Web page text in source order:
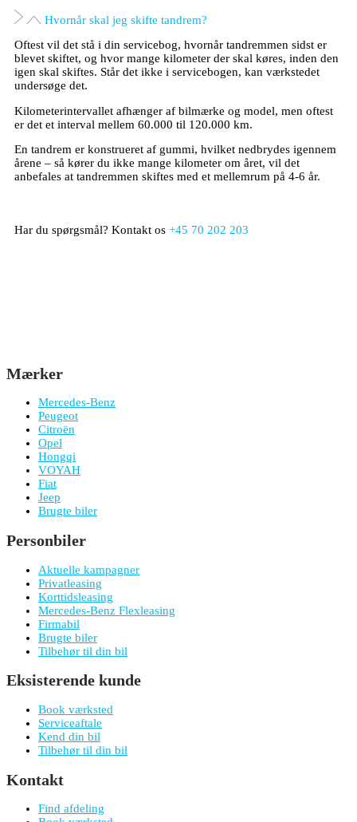
Hvornår skal jeg skifte tandrem?
Oftest vil det stå i din servicebog, hvornår tandremmen sidst er
blevet skiftet, og hvor mange kilometer der skal køres, inden den
igen skal skiftes. Står det ikke i servicebogen, kan værkstedet
undersøge det.
Kilometerintervallet afhænger af bilmærke og model, men oftest
er det et interval mellem 60.000 til 120.000 km.
En tandrem er konstrueret af gummi, hvilket nedbrydes igennem
årene – så kører du ikke mange kilometer om året, vil det
anbefales at tandremmen skiftes med et mellemrum på 4-6 år.
Har du spørgsmål? Kontakt os +45 70 202 203
Mærker
Mercedes-Benz
Peugeot
Citroën
Opel
Hongqi
VOYAH
Fiat
Jeep
Brugte biler
Personbiler
Aktuelle kampagner
Privatleasing
Korttidsleasing
Mercedes-Benz Flexleasing
Firmabil
Brugte biler
Tilbehør til din bil
Eksisterende kunde
Book værksted
Serviceaftale
Kend din bil
Tilbehør til din bil
Kontakt
Find afdeling